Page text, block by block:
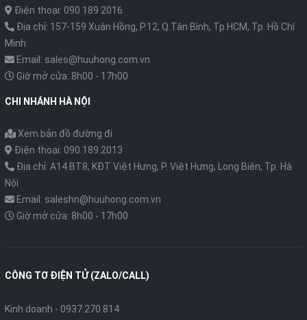
Điện thoại: 090 189 2016
Địa chỉ: 157-159 Xuân Hồng, P.12, Q.Tân Bình, Tp.HCM, Tp. Hồ Chí
Minh
Email: sales@huuhong.com.vn
Giờ mở cửa: 8h00 - 17h00
CHI NHÁNH HÀ NỘI
Xem bản đồ đường đi
Điện thoại: 090.189.2013
Địa chỉ: A14 BT8, KĐT Việt Hưng, P. Việt Hưng, Long Biên, Tp. Hà
Nội
Email: saleshn@huuhong.com.vn
Giờ mở cửa: 8h00 - 17h00
CÔNG TƠ ĐIỆN TỬ (ZALO/CALL)
Kinh doanh - 0937.270.814